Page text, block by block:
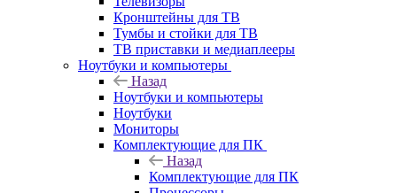
Кронштейны для ТВ
Тумбы и стойки для ТВ
ТВ приставки и медиаплееры
Ноутбуки и компьютеры
Назад
Ноутбуки и компьютеры
Ноутбуки
Мониторы
Комплектующие для ПК
Назад
Комплектующие для ПК